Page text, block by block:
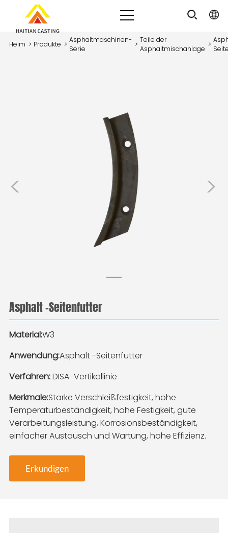
Heim > Produkte >
Asphaltmaschinen-
Serie
>
Teile der
Asphaltmischanlage
>
>
<
Asphalt -Seitenfutter
Material:W3
Anwendung:Asphalt -Seitenfutter
Verfahren:DISA-Vertikallinie
Merkmale:Starke Verschleißfestigkeit, hohe
Temperaturbeständigkeit, hohe Festigkeit, gute
Verarbeitungsleistung, Korrosionsbeständigkeit,
einfacher Austausch und Wartung, hohe Effizienz.
Erkundigen